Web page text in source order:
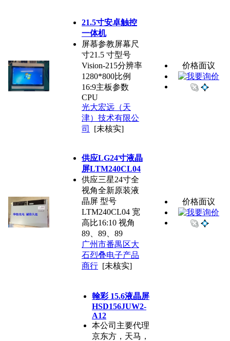
21.5寸安卓触控
一体机
屏慕参教屏幕尺
寸21.5 寸型号
Vision-215分辨率
1280*800比例
16:9主板参数
CPU
光大宏远（天
津）技术有限公
司
[未核实]
价格面议
供应LG24寸液晶
屏LTM240CL04
供应三星24寸全
视角全新原装液
晶屏 型号
LTM240CL04 宽
高比16:10 视角
89、89、89
广州市番禺区大
石烈叠电子产品
商行 [未核实]
价格面议
翰彩 15.6液晶屏
HSD156JUW2-
A12
本公司主要代理
京东方，天马，